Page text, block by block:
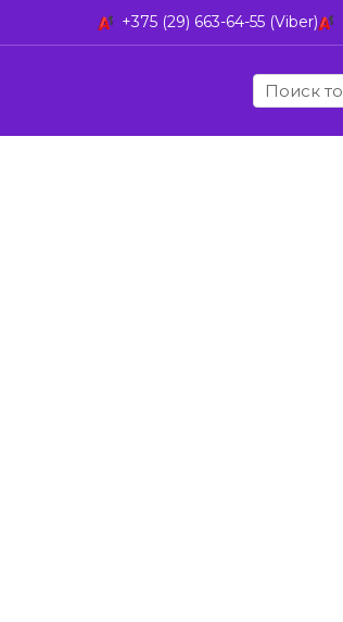
+375 (29) 663-64-55 (Viber)